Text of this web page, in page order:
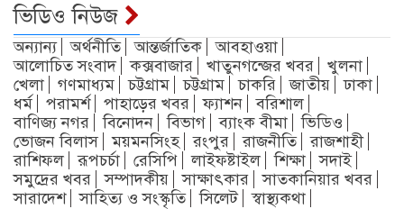
ভিডিও নিউজ
অন্যান্য অর্থনীতি আন্তর্জাতিক
আবহাওয়া
আলোচিত সংবাদ
কক্সবাজার খাতুনগন্জের খবর
খুলনা
খেলা
গণমাধ্যম চট্টগ্রাম চট্টগ্রাম চাকরি জাতীয়
ঢাকা
ধর্ম
পরামর্শ পাহাড়ের খবর ফ্যাশন
বরিশাল
বাণিজ্য নগর
বিনোদন বিভাগ ব্যাংক বীমা
ভিডিও
ভোজন বিলাস
ময়মনসিংহ রংপুর রাজনীতি
রাজশাহী
রাশিফল
রূপচর্চা রেসিপি লাইফষ্টাইল শিক্ষা
সদাই
সমুদ্রের খবর
সম্পাদকীয় সাক্ষাৎকার
সাতকানিয়ার খবর
সারাদেশ
সাহিত্য ও সংস্কৃতি সিলেট স্বাস্থ্যকথা